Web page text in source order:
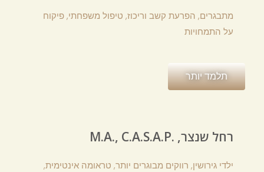
מתבגרים, הפרעת קשב וריכוז, טיפול משפחתי, פיקוח
על התמחויות
תלמד יותר
M.A., C.A.S.A.P. ,רחל שנצר
ילדי גירושין, רווקים מבוגרים יותר, טראומה אינטימית,